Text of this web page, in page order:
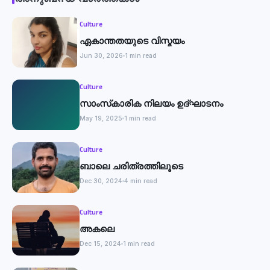
Culture
ഏകാന്തതയുടെ വിസ്മയം
Jun 30, 2026 1 min read
Culture
സാംസ്‌കാരിക നിലയം ഉദ്ഘാടനം
May 19, 2025 1 min read
Culture
ബാലെ ചരിത്രത്തിലൂടെ
Dec 30, 2024 4 min read
Culture
അകലെ
Dec 15, 2024 1 min read